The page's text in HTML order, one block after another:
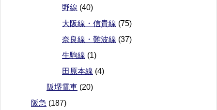
野線 (40)
大阪線・信貴線 (75)
奈良線・難波線 (37)
生駒線 (1)
田原本線 (4)
阪堺電車 (20)
阪急 (187)